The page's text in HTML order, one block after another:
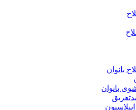
بانوان
بانوان